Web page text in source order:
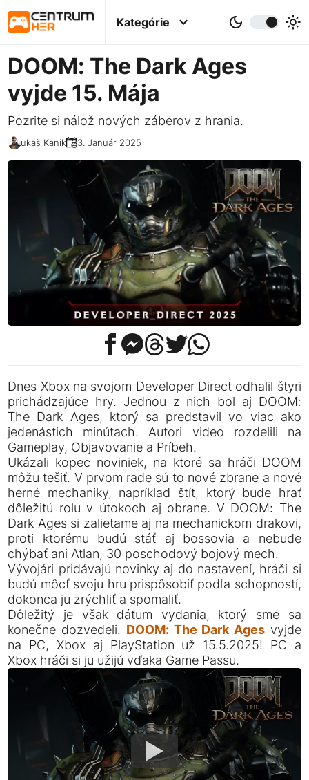
Kategórie
DOOM: The Dark Ages
vyjde 15. Mája
Pozrite si nálož nových záberov z hrania.
Lukáš Kanik 23. Január 2025
Dnes Xbox na svojom Developer Direct odhalil štyri
prichádzajúce hry. Jednou z nich bol aj DOOM:
The Dark Ages, ktorý sa predstavil vo viac ako
jedenástich minútach. Autori video rozdelili na
Gameplay, Objavovanie a Príbeh.
Ukázali kopec noviniek, na ktoré sa hráči DOOM
môžu tešiť. V prvom rade sú to nové zbrane a nové
herné mechaniky, napríklad štít, ktorý bude hrať
dôležitú rolu v útokoch aj obrane. V DOOM: The
Dark Ages si zalietame aj na mechanickom drakovi,
proti ktorému budú stáť aj bossovia a nebude
chýbať ani Atlan, 30 poschodový bojový mech.
Vývojári pridávajú novinky aj do nastavení, hráči si
budú môcť svoju hru prispôsobiť podľa schopností,
dokonca ju zrýchliť a spomaliť.
Dôležitý je však dátum vydania, ktorý sme sa
konečne dozvedeli. DOOM: The Dark Ages vyjde
na PC, Xbox aj PlayStation už 15.5.2025! PC a
Xbox hráči si ju užijú vďaka Game Passu.